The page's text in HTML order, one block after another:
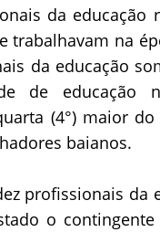
da educação
trabalhavam na
da educação
de educação
(4°) maior
baianos.
profissionais da
o